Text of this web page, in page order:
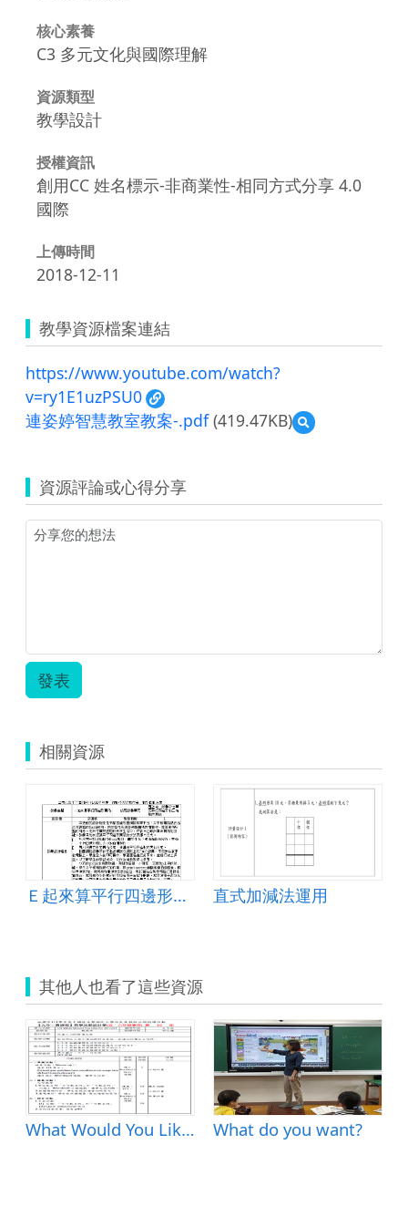
核心素養
C3 多元文化與國際理解
資源類型
教學設計
授權資訊
創用CC 姓名標示-非商業性-相同方式分享 4.0
國際
上傳時間
2018-12-11
教學資源檔案連結
https://www.youtube.com/watch?
v=ry1E1uzPSU0
連姿婷智慧教室教案-.pdf(419.47KB)
預
覽
智
慧
資源評論或心得分享
發表
相關資源
Ｅ起來算平行四邊形面積 直式加減法運用
其他人也看了這些資源
What Would You Like for Dinner?(三餐) What do you want?